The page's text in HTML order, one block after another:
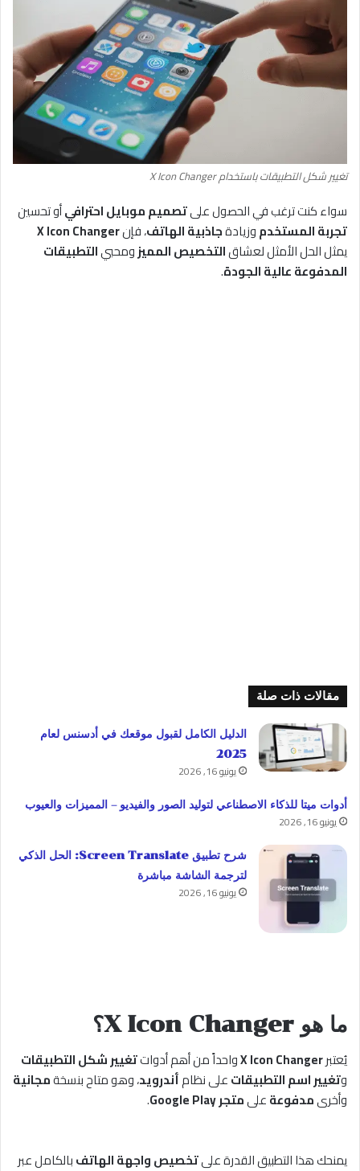
تغيير شكل التطبيقات باستخدام X Icon Changer
سواء كنت ترغب في الحصول علىتصميم موبايل احترافيأو تحسين
تجربة المستخدموزيادةجاذبية الهاتف، فإنX Icon Changer
يمثل الحل الأمثل لعشاقالتخصيص المميزومحبيالتطبيقات
المدفوعة عالية الجودة.
مقالات ذات صلة
الدليل الكامل لقبول موقعك في أدسنس لعام
2025
يونيو 16, 2026
أدوات ميتا للذكاء الاصطناعي لتوليد الصور والفيديو – المميزات والعيوب
يونيو 16, 2026
شرح تطبيق Screen Translate: الحل الذكي
لترجمة الشاشة مباشرة
يونيو 16, 2026
ما هو X Icon Changer؟
يُعتبرX Icon Changerواحداً من أهم أدواتتغيير شكل التطبيقات
وتغيير اسم التطبيقاتعلى نظامأندرويد، وهو متاح بنسخةمجانية
وأخرىمدفوعةعلىمتجر Google Play .
يمنحك هذا التطبيق القدرة علىتخصيص واجهة الهاتفبالكامل عبر